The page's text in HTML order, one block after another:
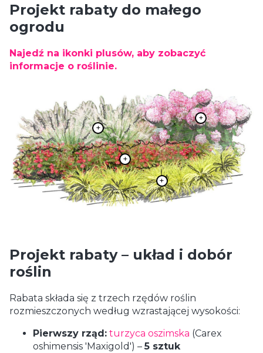
Projekt rabaty do małego
ogrodu
Najedź na ikonki plusów, aby zobaczyć
informacje o roślinie.
Projekt rabaty – układ i dobór
roślin
Rabata składa się z trzech rzędów roślin
rozmieszczonych według wzrastającej wysokości:
Pierwszy rząd: turzyca oszimska (Carex
oshimensis 'Maxigold') –5 sztuk